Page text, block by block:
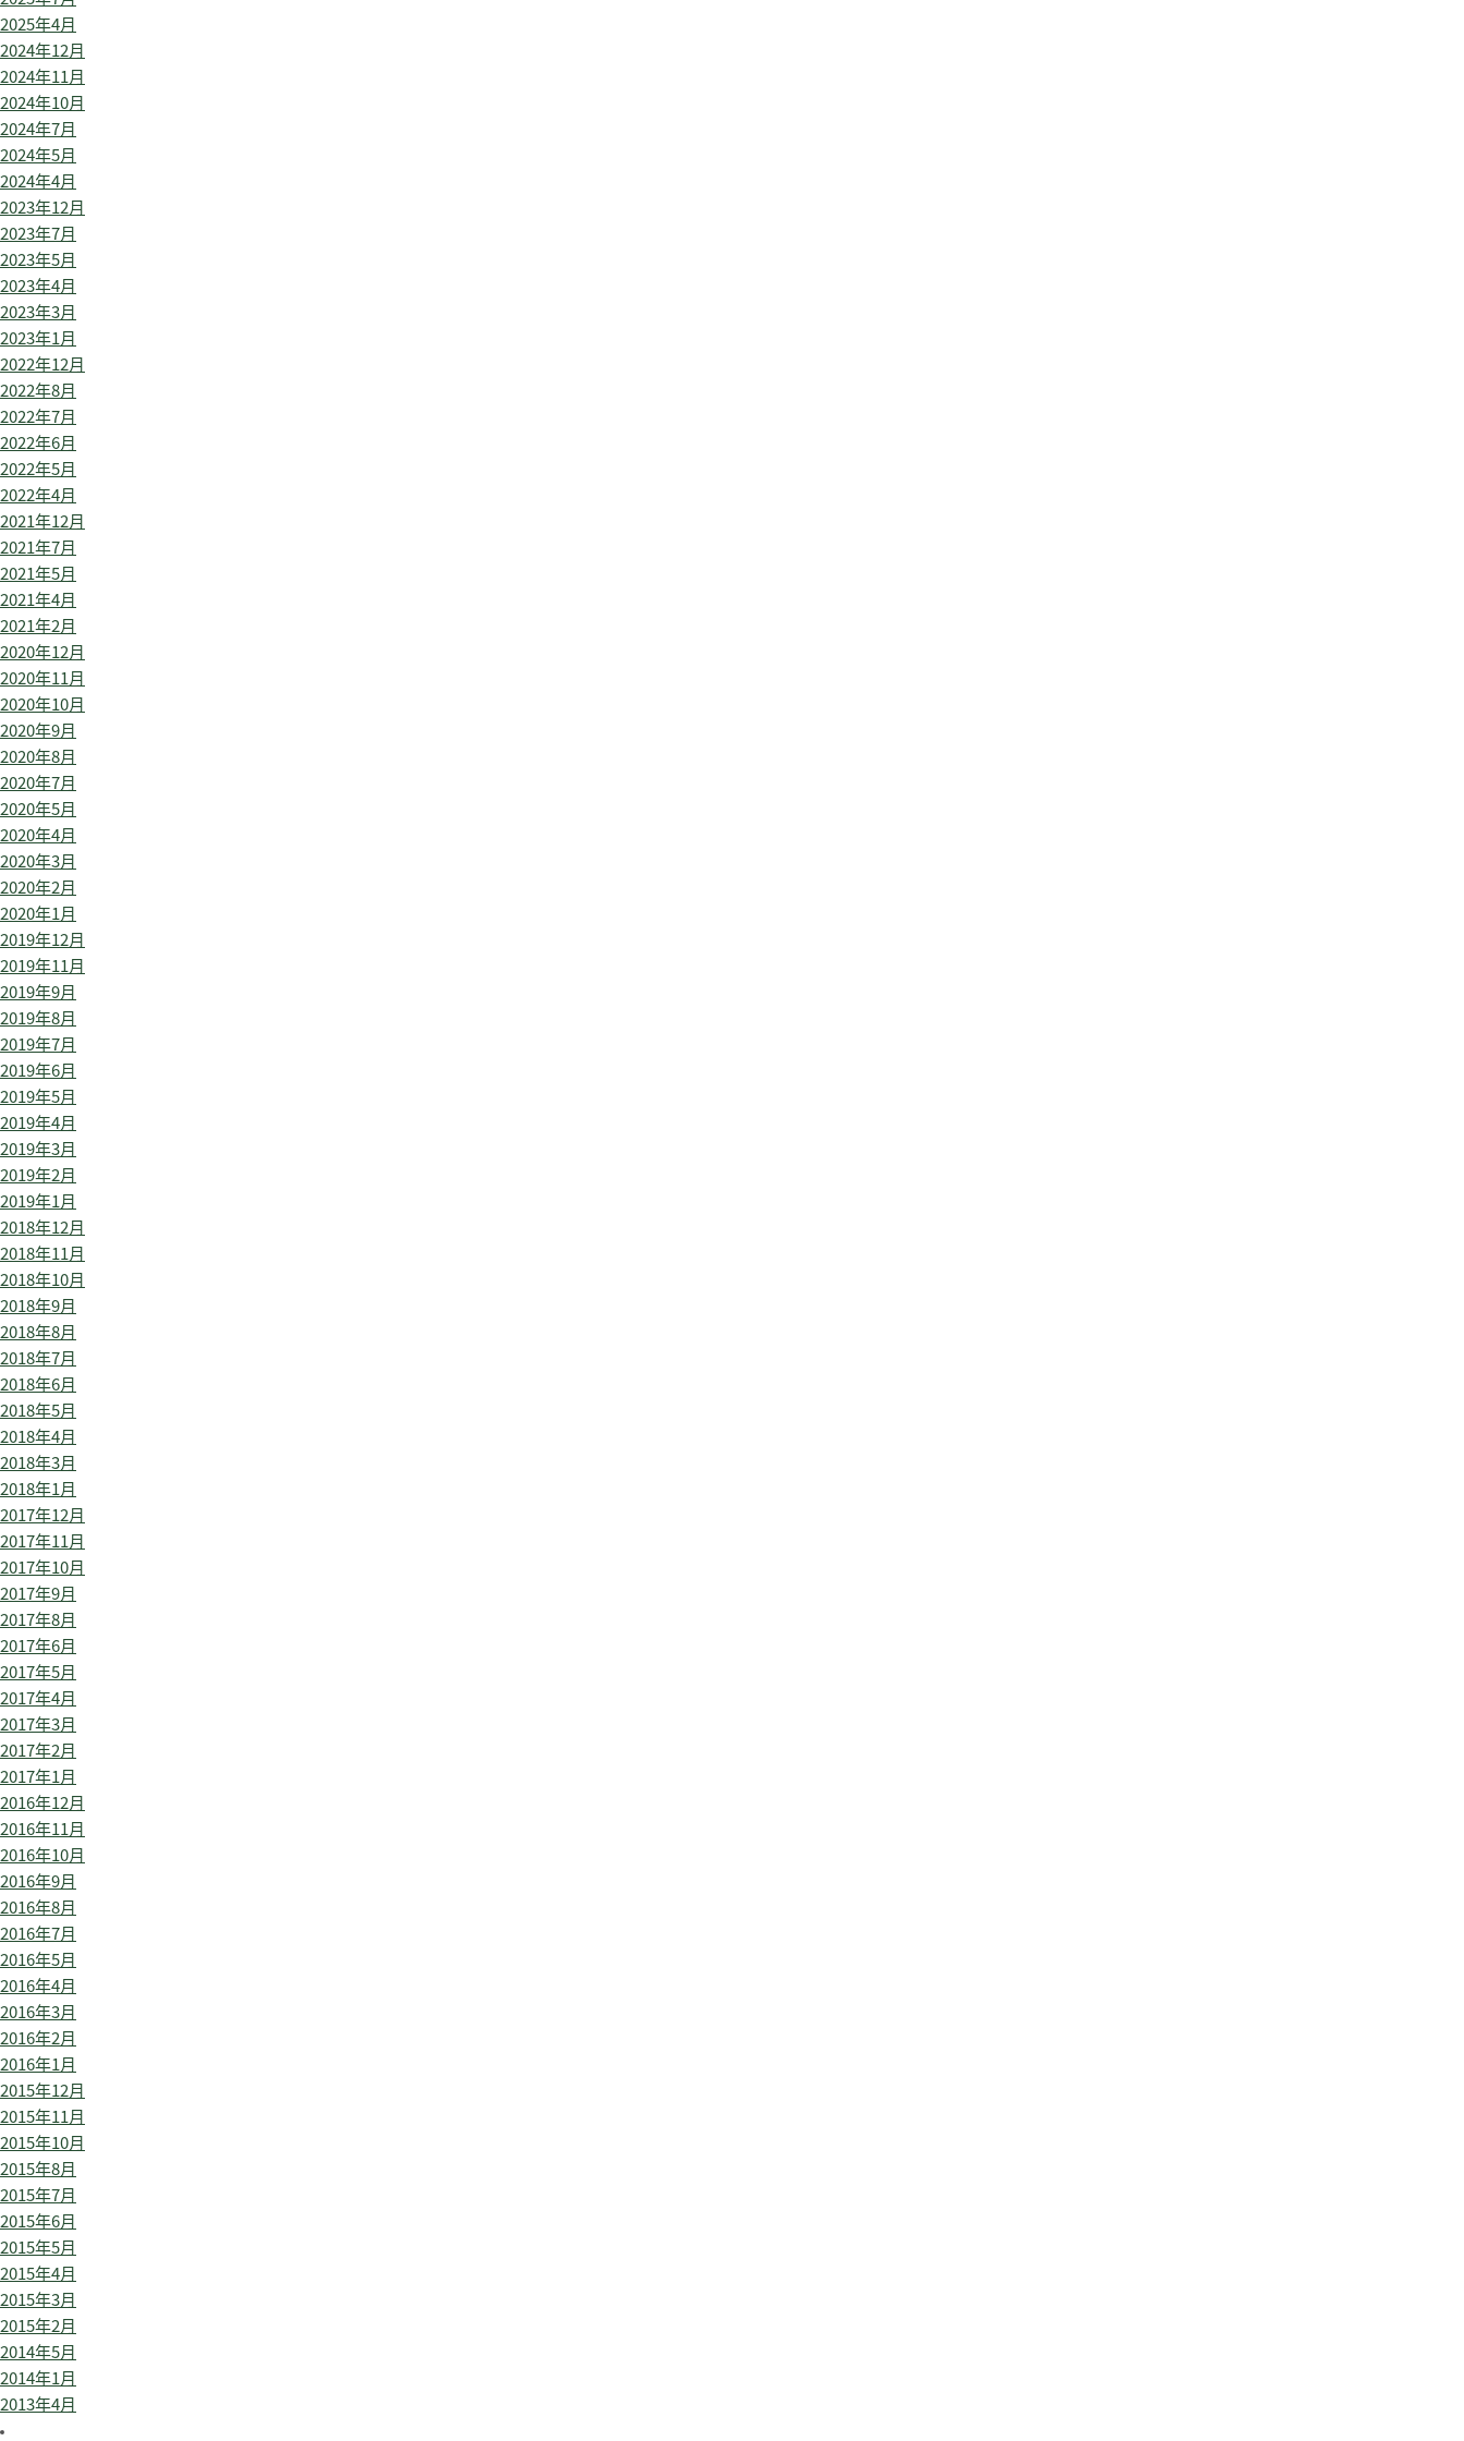
2025年4月
2024年12月
2024年11月
2024年10月
2024年7月
2024年5月
2024年4月
2023年12月
2023年7月
2023年5月
2023年4月
2023年3月
2023年1月
2022年12月
2022年8月
2022年7月
2022年6月
2022年5月
2022年4月
2021年12月
2021年7月
2021年5月
2021年4月
2021年2月
2020年12月
2020年11月
2020年10月
2020年9月
2020年8月
2020年7月
2020年5月
2020年4月
2020年3月
2020年2月
2020年1月
2019年12月
2019年11月
2019年9月
2019年8月
2019年7月
2019年6月
2019年5月
2019年4月
2019年3月
2019年2月
2019年1月
2018年12月
2018年11月
2018年10月
2018年9月
2018年8月
2018年7月
2018年6月
2018年5月
2018年4月
2018年3月
2018年1月
2017年12月
2017年11月
2017年10月
2017年9月
2017年8月
2017年6月
2017年5月
2017年4月
2017年3月
2017年2月
2017年1月
2016年12月
2016年11月
2016年10月
2016年9月
2016年8月
2016年7月
2016年5月
2016年4月
2016年3月
2016年2月
2016年1月
2015年12月
2015年11月
2015年10月
2015年8月
2015年7月
2015年6月
2015年5月
2015年4月
2015年3月
2015年2月
2014年5月
2014年1月
2013年4月